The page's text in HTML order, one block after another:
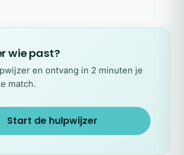
wie past?
en ontvang in 2 minuten je
match.
Start de hulpwijzer